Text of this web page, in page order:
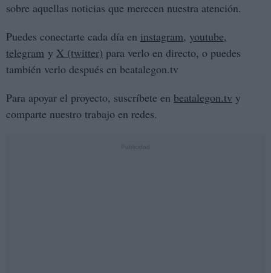
sobre aquellas noticias que merecen nuestra atención.
Puedes conectarte cada día en instagram, youtube,
telegram y X (twitter) para verlo en directo, o puedes
también verlo después en beatalegon.tv
Para apoyar el proyecto, suscríbete en beatalegon.tv y
comparte nuestro trabajo en redes.